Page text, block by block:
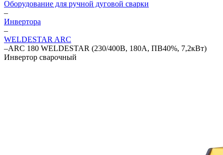
Оборудование для ручной дуговой сварки
–
Инвертора
–
WELDESTAR ARC
–ARC 180 WELDESTAR (230/400В, 180А, ПВ40%, 7,2кВт)
Инвертор сварочный